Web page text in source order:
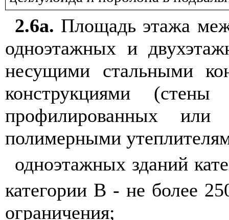
2.6а. Площадь этажа
одноэтажных и
несущими стальными
конструкциями
профилированных или
полимерными
одноэтажных зданий
категории В - не более
ограничения;